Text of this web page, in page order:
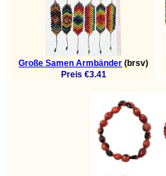
Große Samen Armbänder (brsv)
Preis €3.41